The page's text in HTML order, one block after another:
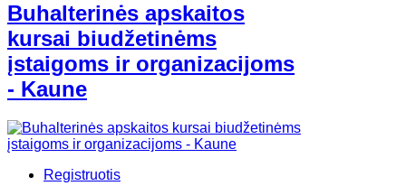
Buhalterinės apskaitos
kursai biudžetinėms
įstaigoms ir organizacijoms
- Kaune
Registruotis